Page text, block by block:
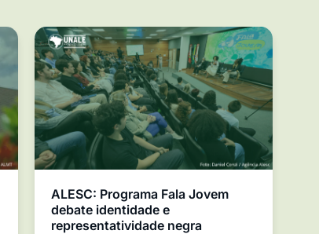
ALESC: Programa Fala Jovem
debate identidade e
representatividade negra